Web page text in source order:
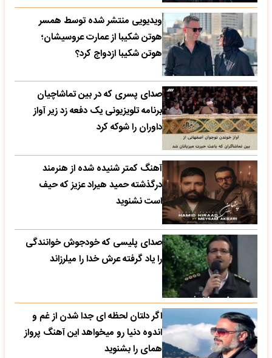
ویدیویی منتشر شده توسط همسر
هوتن شکیبا از عمارت عروسیشان؛
هوتن شکیبا ازدواج کرد؟
صدای پسری که در بین تماشاچیان
برنامه تلویزیونی یک دفعه زد زیر آواز
داوران را شوکه کرد
آهنگ کمتر شنیده شده از هنرمند
درگذشته حمید هیراد عزیز که حیف
است نشنوید
صدای پلیسی که خودجوش خوانندگی
را یاد گرفته عرش خدا را میلرزاند
اگر دلتان لحظه ای جدا شدن از غم و
اندوه دنیا رو میخواهد این آهنگ پرواز
همای را بشنوید